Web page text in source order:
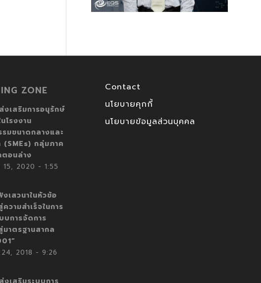
ZONE
งเสริมการอนุรักษ์
โรงงาน
มขนาดกลางและ
(SMEs) กลุ่มภาค
ตอนล่าง
15, 2020 - 1:55
เสวนาในหัวข้อ
วามสำเร็จในการ
การจัดการ
าตรฐานสากล
2018 - 9:26
Contact
นโยบายคุกกี้
นโยบายข้อมูลส่วนบุคคล